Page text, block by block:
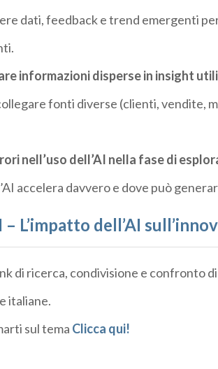
dati, feedback e trend emergenti
informazioni disperse in insight
fonti diverse (clienti, vendite,
nell’uso dell’AI nella fase di
accelera davvero e dove può
L’impatto dell’AI
di ricerca, condivisione e confronto
italiane.
sul tema Clicca qui!